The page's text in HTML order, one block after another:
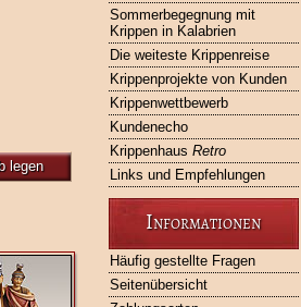
Sommerbegegnung mit
Krippen in Kalabrien
Die weiteste Krippenreise
Krippenprojekte von Kunden
Krippenwettbewerb
Kundenecho
Krippenhaus Retro
Links und Empfehlungen
Informationen
Häufig gestellte Fragen
Seitenübersicht
legen